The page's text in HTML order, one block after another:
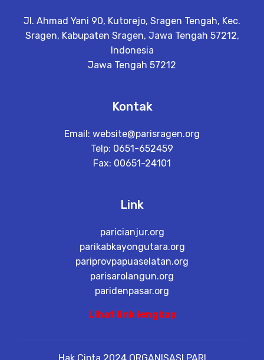
Jl. Ahmad Yani 90, Kutorejo, Sragen Tengah, Kec.
Sragen, Kabupaten Sragen, Jawa Tengah 57212,
Indonesia
Jawa Tengah 57212
Kontak
Email: website@parisragen.org
Telp: 0651-652459
Fax: 00651-24101
Link
paricianjur.org
parikabkayongutara.org
pariprovpapuaselatan.org
parisarolangun.org
paridenpasar.org
Lihat link lengkap